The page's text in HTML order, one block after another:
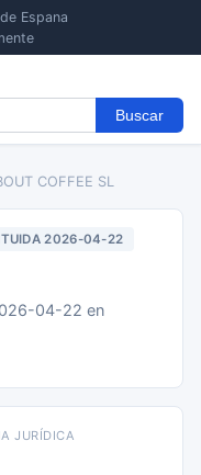
Espana
Buscar
COFFEE SL
2026-04-22
04-22 en
JURÍDICA